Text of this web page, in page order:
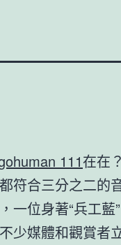
111在在
符合三分之二的
一位身著“兵工
少媒體和觀賞者